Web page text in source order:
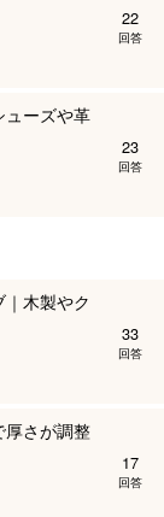
22
回答
ューズや革
23
回答
木製やク
33
回答
厚さが調整
17
回答